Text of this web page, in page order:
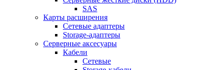
SAS
Карты расширения
Сетевые адаптеры
Storage-адаптеры
Серверные аксесуары
Кабели
Сетевые